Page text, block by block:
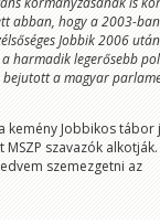
abban, hogy a 2003-ban
Jobbik 2006 után
harmadik legerősebb
a magyar
kemény Jobbikos tábor
szavazók
szemezgetni az